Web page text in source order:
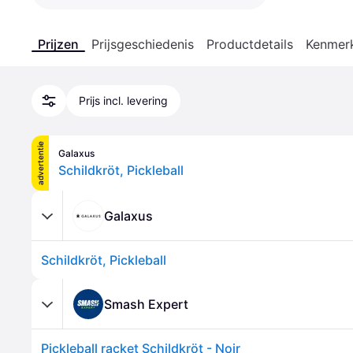
Prijzen Prijsgeschiedenis Productdetails
Prijs incl. levering
advertentie Galaxus
Schildkröt, Pickleball
Galaxus
Schildkröt, Pickleball
Smash Expert
Pickleball racket Schildkröt - Noir